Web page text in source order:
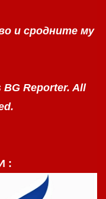
и сродните му
BG Reporter. All
: